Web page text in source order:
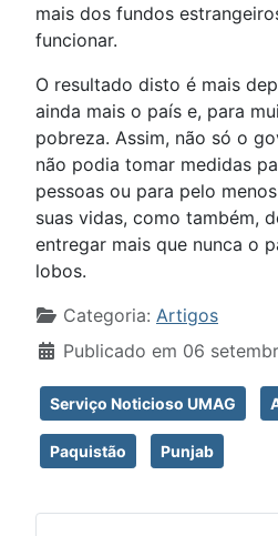
mais dos fundos
funcionar.
O resultado disto é mais
ainda mais o país e, para
pobreza. Assim, não só o
não podia tomar medidas
pessoas ou para pelo
suas vidas, como também,
entregar mais que nunca o
lobos.
Detalhes
Categoria: Artigos
Publicado em 06
Serviço Noticioso UMAG
Paquistão Punjab